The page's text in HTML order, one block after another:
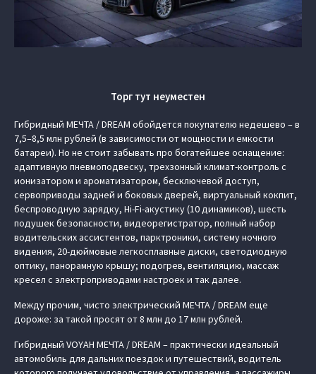
Торг тут неуместен
Гибридный МЕЧТА / DREAM обойдется покупателю недешево – в
7,5–8,5 млн рублей (в зависимости от мощности и емкости
батареи). Но не стоит забывать про богатейшее оснащение:
адаптивную пневмоподвеску, трехзонный климат-контроль с
ионизатором и ароматизатором, бесключевой доступ,
сервоприводы задней и боковых дверей, виртуальный кокпит,
беспроводную зарядку, Hi-Fi-акустику (10 динамиков), шесть
подушек безопасности, видеорегистратор, полный набор
водительских ассистентов, парктроники, систему ночного
видения, 20-дюймовые легкосплавные диски, светодиодную
оптику, панорамную крышу; подогрев, вентиляцию, массаж
кресел с электроприводами настроек и так далее.
Между прочим, чисто электрический МЕЧТА / DREAM еще
дороже: за такой просят от 8 млн до 17 млн рублей.
Гибридный VOYAH МЕЧТА / DREAM – практически идеальный
автомобиль для дальних поездок и путешествий, водитель